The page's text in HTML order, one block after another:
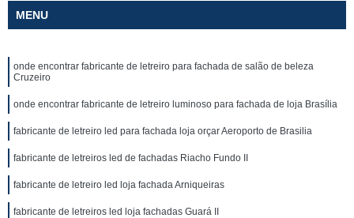
MENU
onde encontrar fabricante de letreiro para fachada de salão de beleza
Cruzeiro
onde encontrar fabricante de letreiro luminoso para fachada de loja Brasília
fabricante de letreiro led para fachada loja orçar Aeroporto de Brasilia
fabricante de letreiros led de fachadas Riacho Fundo II
fabricante de letreiro led loja fachada Arniqueiras
fabricante de letreiros led loja fachadas Guará II